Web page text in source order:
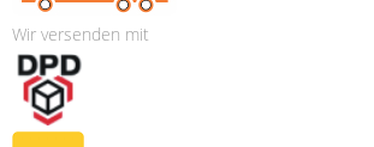
Wir versenden mit